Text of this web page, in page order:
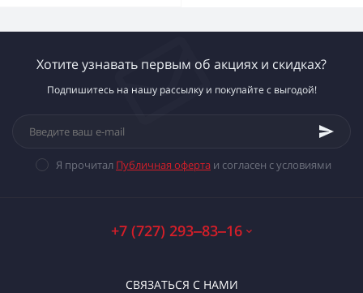
Хотите узнавать первым об акциях и скидках?
Подпишитесь на нашу рассылку и покупайте с выгодой!
Я прочитал Публичная оферта и согласен с условиями
+7 (727) 293‒83‒16
СВЯЗАТЬСЯ С НАМИ